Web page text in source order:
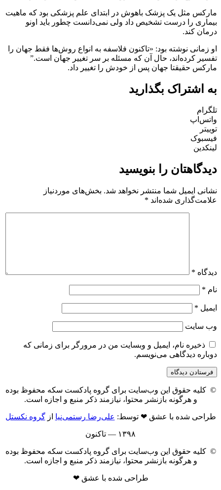
ماركس مثل یک پزشک باهوش در ابتداى علم پزشكى بود كه ماهیت
بیمارى را درست تشخیص داد ولى نمى‌دانست چطور باید اونو
درمان كند.
او زمانی نوشته بود: «تاكنون فلاسفه به انواع روش‌ها فقط جهان را
تفسیر کرده‌اند، حال آن که مسئله بر سر تغییر جهان است.”
ماركس حقیقتا جهان پس از خودش را تغییر داد.
به اشتراک بگذارید
تلگرام
واتس‌اپ
توییتر
فیسبوک
لینکدین
دیدگاهتان را بنویسید
نشانی ایمیل شما منتشر نخواهد شد. بخش‌های موردنیاز
علامت‌گذاری شده‌اند *
دیدگاه *
نام *
ایمیل *
وب‌ سایت
ذخیره نام، ایمیل و وبسایت من در مرورگر برای زمانی که
دوباره دیدگاهی می‌نویسم.
© کلیه حقوق این وب‌سایت برای گروه پادکست سکه محفوظ بوده
و هرگونه بازنشر محتوا، نیازمند ذکر منبع و اجازه است.
طراحی شده با عشق ❤ توسط: علی‌رضا رستمی‌نیا ازگروه نکستل
۱۳۹۸ — تاکنون
© کلیه حقوق این وب‌سایت برای گروه پادکست سکه محفوظ بوده
و هرگونه بازنشر محتوا، نیازمند ذکر منبع و اجازه است.
طراحی شده با عشق ❤